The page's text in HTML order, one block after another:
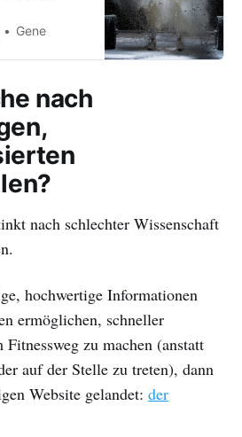
du das Beste
Gene
nach
nach schlechter Wissenschaft
hochwertige Informationen
ermöglichen, schneller
zu machen (anstatt
auf der Stelle zu treten), dann
Website gelandet: der